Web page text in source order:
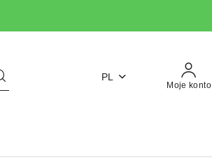
PL
Moje konto